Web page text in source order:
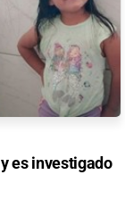
es investigado